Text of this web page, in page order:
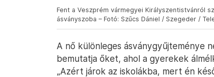
Fent a Veszprém vármegyei Királyszentistvánról
ásványszoba – Fotó: Szűcs Dániel / Szegeder /
A nő különleges ásványgyűjteménye
bemutatja őket, ahol a gyerekek
„Azért járok az iskolákba, mert én